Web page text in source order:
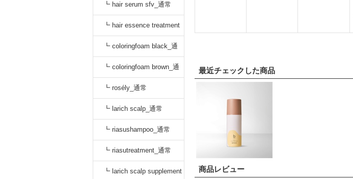
┗ hair serum sfv_通常
┗ hair essence treatment
dr_通常
┗ coloringfoam black_通
常
┗ coloringfoam brown_通
常
┗ rosély_通常
┗ larich scalp_通常
┗ riasushampoo_通常
┗ riasutreatment_通常
┗ larich scalp supplement
最近チェックした商品
商品レビュー